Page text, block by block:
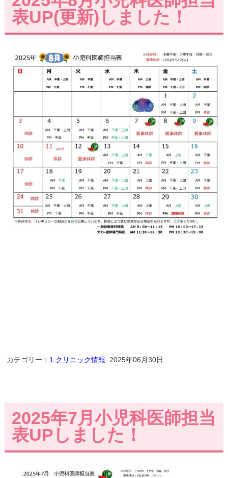
表UP(更新)しました！
カテゴリー： 1.クリニック情報 2025年06月30日
2025年7月小児科医師担当
表UPしました！